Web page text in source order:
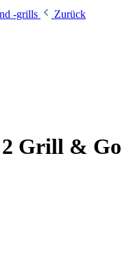
-grills
Zurück
Grill & Go